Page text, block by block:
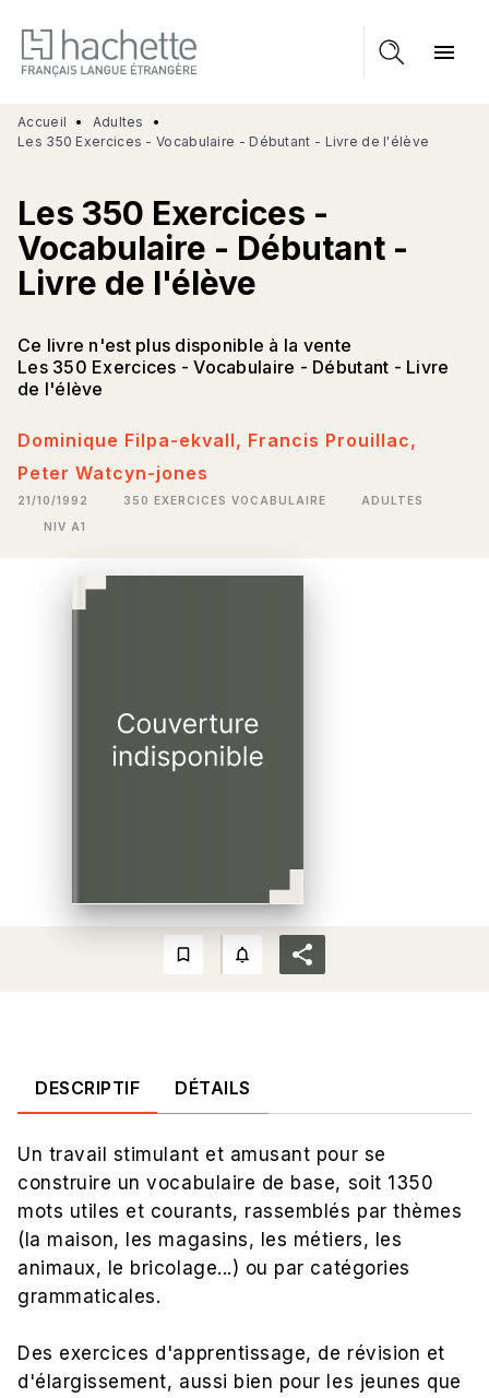
MENU RECHERCHE
CONTENU
PIED DE PAGE
menu
Accueil • Adultes
•
Les 350 Exercices - Vocabulaire - Débutant - Livre de l'élève
Les 350 Exercices -
Vocabulaire - Débutant -
Livre de l'élève
Ce livre n'est plus disponible à la vente
Les 350 Exercices - Vocabulaire - Débutant - Livre
de l'élève
Dominique Filpa-ekvall, Francis Prouillac,
Peter Watcyn-jones
21/10/1992 350 EXERCICES VOCABULAIRE ADULTES
NIV A1
bookmark_border notifications_none_outlined
DESCRIPTIF DÉTAILS
Un travail stimulant et amusant pour se
construire un vocabulaire de base, soit 1350
mots utiles et courants, rassemblés par thèmes
(la maison, les magasins, les métiers, les
animaux, le bricolage...) ou par catégories
grammaticales.
Des exercices d'apprentissage, de révision et
d'élargissement, aussi bien pour les jeunes que